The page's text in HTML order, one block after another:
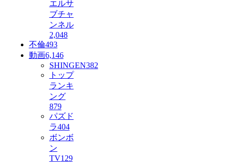
エルサ
ブチャ
ンネル
2,048
不倫493
動画6,146
SHINGEN382
トップ
ランキ
ング
879
パズド
ラ404
ボンボ
ン
TV129